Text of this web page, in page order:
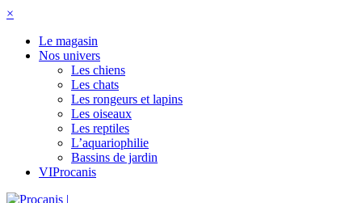
×
Le magasin
Nos univers
Les chiens
Les chats
Les rongeurs et lapins
Les oiseaux
Les reptiles
L’aquariophilie
Bassins de jardin
VIProcanis